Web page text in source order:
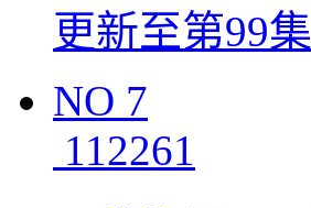
更新至第99集
NO 7
112261